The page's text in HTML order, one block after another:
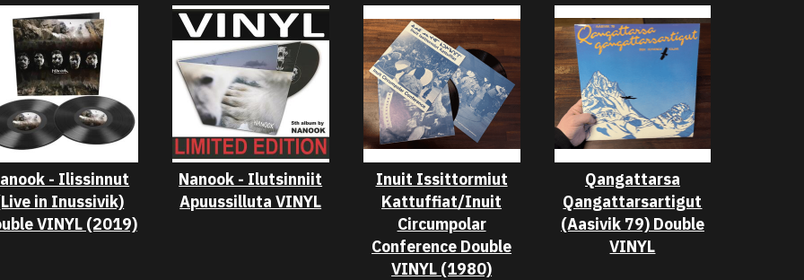
- Ilissinnut
in Inussivik)
VINYL (2019)
Nanook - Ilutsinniit
Apuussilluta VINYL
Inuit Issittormiut
Kattuffiat/Inuit
Circumpolar
Conference Double
VINYL (1980)
Qangattarsa
Qangattarsartigut
(Aasivik 79) Double
VINYL